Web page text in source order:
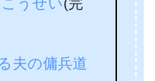
うせい(完
夫の傭兵道